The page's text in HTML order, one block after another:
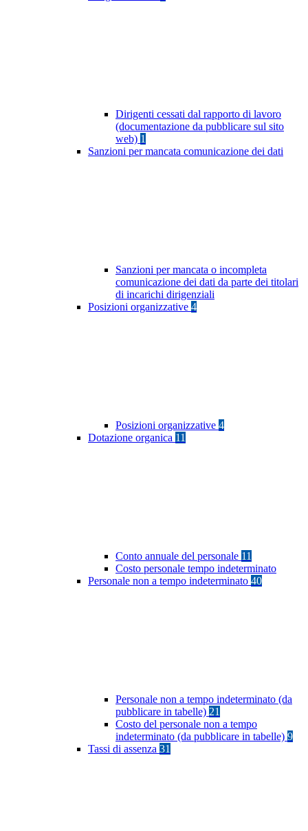
Dirigenti cessati dal rapporto di lavoro
(documentazione da pubblicare sul sito
web) 1
Sanzioni per mancata comunicazione dei dati
Sanzioni per mancata o incompleta
comunicazione dei dati da parte dei titolari
di incarichi dirigenziali
Posizioni organizzative 4
Posizioni organizzative 4
Dotazione organica 11
Conto annuale del personale 11
Costo personale tempo indeterminato
Personale non a tempo indeterminato 40
Personale non a tempo indeterminato (da
pubblicare in tabelle) 21
Costo del personale non a tempo
indeterminato (da pubblicare in tabelle) 9
Tassi di assenza 31